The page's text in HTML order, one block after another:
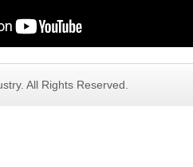
All Rights Reserved.